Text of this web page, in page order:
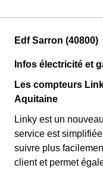
Edf Sarron (40800)
Infos électricité et
Les compteurs
Aquitaine
Linky est un
service est
suivre plus
client et permet